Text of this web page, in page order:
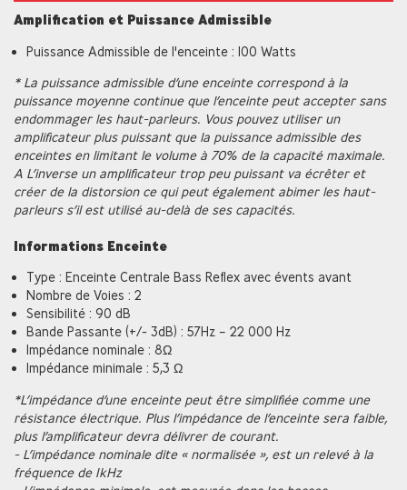
Amplification et Puissance Admissible
Puissance Admissible de l'enceinte : 100 Watts
* La puissance admissible d’une enceinte correspond à la
puissance moyenne continue que l’enceinte peut accepter sans
endommager les haut-parleurs. Vous pouvez utiliser un
amplificateur plus puissant que la puissance admissible des
enceintes en limitant le volume à 70% de la capacité maximale.
A L’inverse un amplificateur trop peu puissant va écrêter et
créer de la distorsion ce qui peut également abimer les haut-
parleurs s’il est utilisé au-delà de ses capacités.
Informations Enceinte
Type : Enceinte Centrale Bass Reflex avec évents avant
Nombre de Voies : 2
Sensibilité : 90 dB
Bande Passante (+/- 3dB) : 57Hz – 22 000 Hz
Impédance nominale : 8Ω
Impédance minimale : 5,3 Ω
*L’impédance d’une enceinte peut être simplifiée comme une
résistance électrique. Plus l’impédance de l’enceinte sera faible,
plus l’amplificateur devra délivrer de courant.
- L’impédance nominale dite « normalisée », est un relevé à la
fréquence de 1kHz